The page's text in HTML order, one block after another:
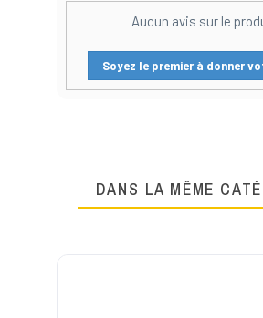
Aucun avis sur le
Soyez le premier à donner
DANS LA MÊME